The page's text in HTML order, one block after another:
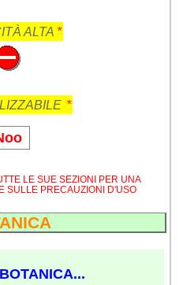
ALTA *
*
LE SUE SEZIONI PER UNA
SULLE PRECAUZIONI D'USO